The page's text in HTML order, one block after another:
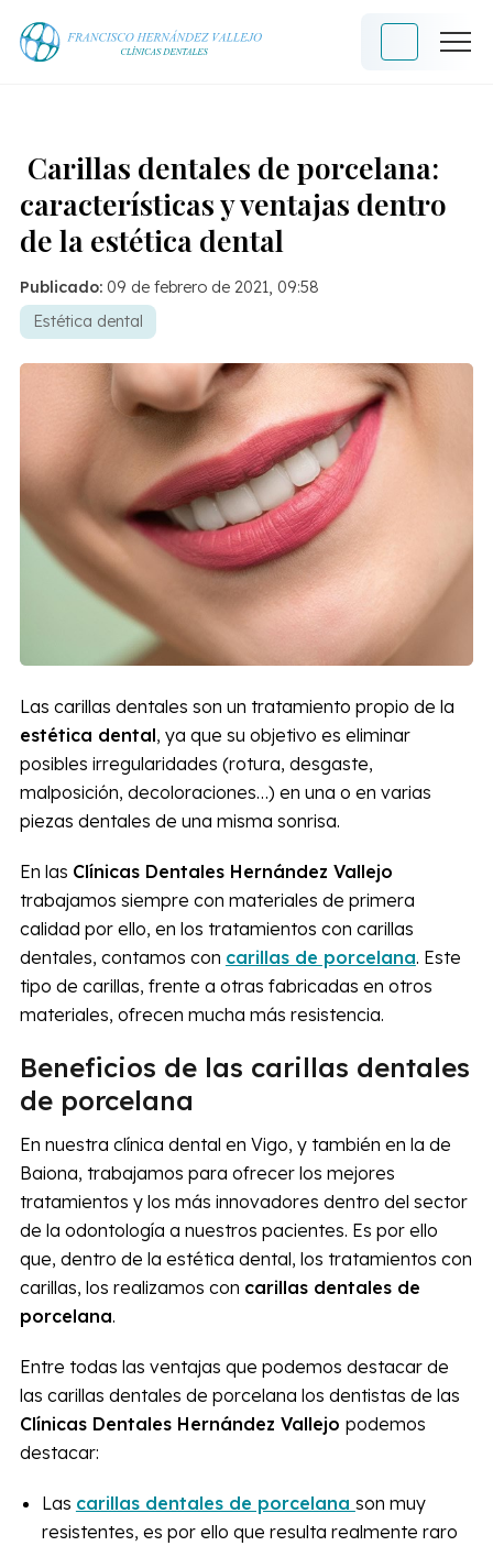
Carillas dentales de porcelana:
características y ventajas dentro
de la estética dental
Publicado: 09 de febrero de 2021, 09:58
Estética dental
Las carillas dentales son un tratamiento propio de la
estética dental, ya que su objetivo es eliminar
posibles irregularidades (rotura, desgaste,
malposición, decoloraciones…) en una o en varias
piezas dentales de una misma sonrisa.
En las Clínicas Dentales Hernández Vallejo
trabajamos siempre con materiales de primera
calidad por ello, en los tratamientos con carillas
dentales, contamos con carillas de porcelana. Este
tipo de carillas, frente a otras fabricadas en otros
materiales, ofrecen mucha más resistencia.
Beneficios de las carillas dentales
de porcelana
En nuestra clínica dental en Vigo, y también en la de
Baiona, trabajamos para ofrecer los mejores
tratamientos y los más innovadores dentro del sector
de la odontología a nuestros pacientes. Es por ello
que, dentro de la estética dental, los tratamientos con
carillas, los realizamos con carillas dentales de
porcelana.
Entre todas las ventajas que podemos destacar de
las carillas dentales de porcelana los dentistas de las
Clínicas Dentales Hernández Vallejo podemos
destacar:
Las carillas dentales de porcelana son muy
resistentes, es por ello que resulta realmente raro